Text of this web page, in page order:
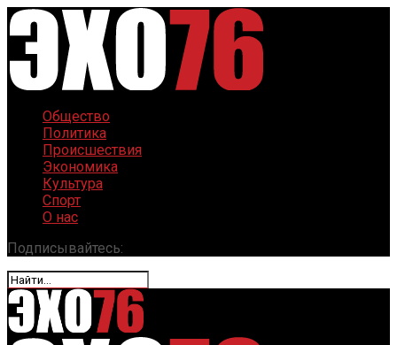
Общество
Политика
Происшествия
Экономика
Культура
Спорт
О нас
Подписывайтесь: